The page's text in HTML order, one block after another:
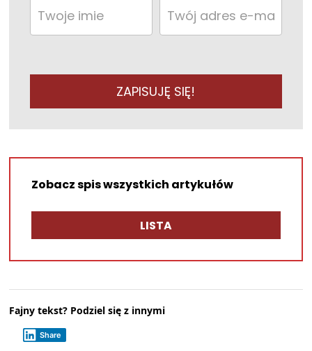
ZAPISUJĘ SIĘ!
Zobacz spis wszystkich artykułów
LISTA
Fajny tekst? Podziel się z innymi
Share